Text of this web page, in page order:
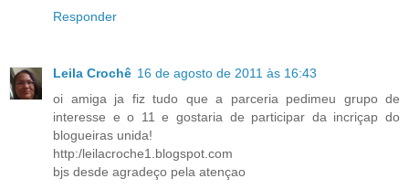
Responder
Leila Crochê 16 de agosto de 2011 às 16:43
oi amiga ja fiz tudo que a parceria pedimeu grupo de
interesse e o 11 e gostaria de participar da incriçap do
blogueiras unida!
http:/leilacroche1.blogspot.com
bjs desde agradeço pela atençao